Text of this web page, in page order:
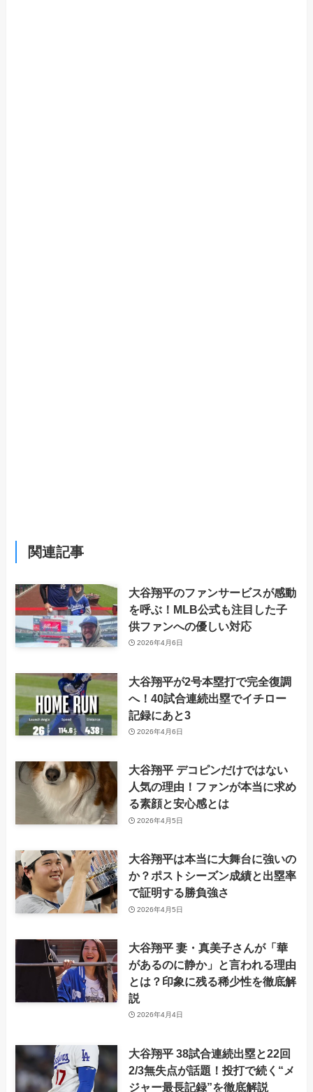
関連記事
大谷翔平のファンサービスが感動
を呼ぶ！MLB公式も注目した子
供ファンへの優しい対応
2026年4月6日
大谷翔平が2号本塁打で完全復調
へ！40試合連続出塁でイチロー
記録にあと3
2026年4月6日
大谷翔平 デコピンだけではない
人気の理由！ファンが本当に求め
る素顔と安心感とは
2026年4月5日
大谷翔平は本当に大舞台に強いの
か？ポストシーズン成績と出塁率
で証明する勝負強さ
2026年4月5日
大谷翔平 妻・真美子さんが「華
があるのに静か」と言われる理由
とは？印象に残る稀少性を徹底解
説
2026年4月4日
大谷翔平 38試合連続出塁と22回
2/3無失点が話題！投打で続く“メ
ジャー最長記録”を徹底解説